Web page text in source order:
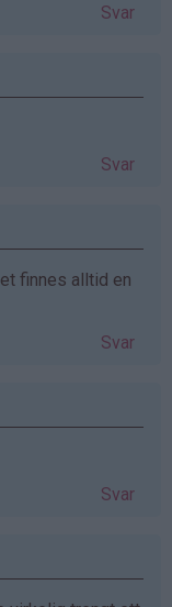
Svar
Svar
finnes alltid en
Svar
Svar